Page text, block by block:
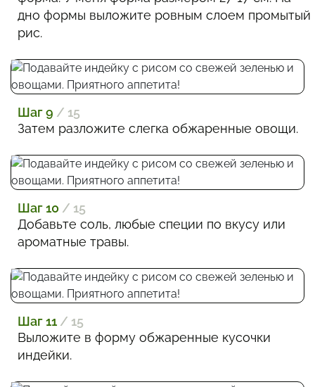
дно формы выложите ровным слоем промытый
рис.
Шаг 9 / 15
Затем разложите слегка обжаренные овощи.
Шаг 10 / 15
Добавьте соль, любые специи по вкусу или
ароматные травы.
Шаг 11 / 15
Выложите в форму обжаренные кусочки
индейки.